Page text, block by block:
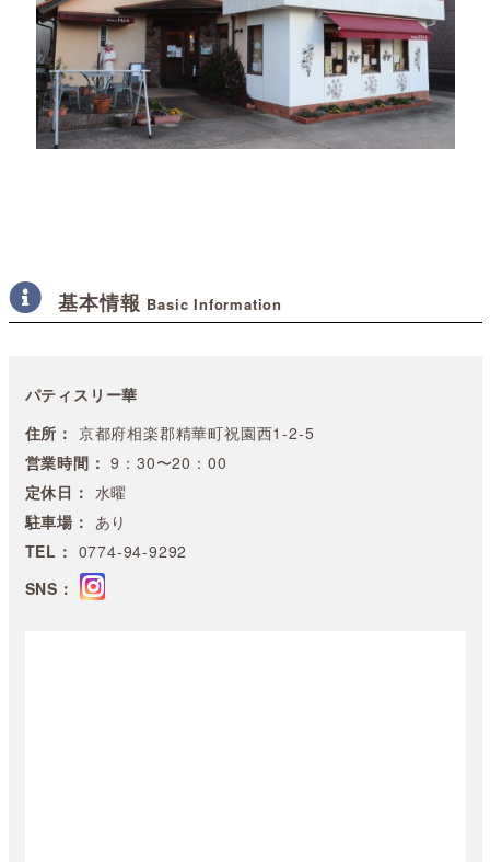
基本情報 Basic Information
パティスリー華
住所： 京都府相楽郡精華町祝園西1-2-5
営業時間： 9：30〜20：00
定休日： 水曜
駐車場： あり
TEL： 0774-94-9292
SNS：